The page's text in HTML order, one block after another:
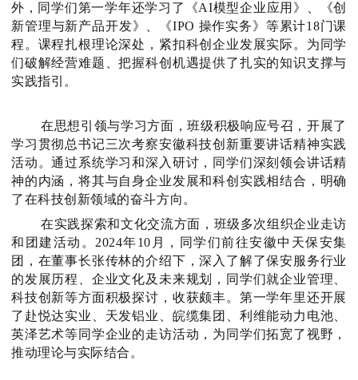
外，同学们第一学年还学习了《AI模型企业应用》、《创
新管理与新产品开发》、《IPO 操作实务》等累计18门课
程。课程扎根理论深处，紧扣科创企业发展实际。为同学
们破解经营难题、把握科创机遇提供了扎实的知识支撑与
实践指引。
在思想引领与学习方面，班级积极响应号召，开展了
学习贯彻总书记三次考察安徽科技创新重要讲话精神实践
活动。通过系统学习和深入研讨，同学们深刻领会讲话精
神的内涵，将其与自身企业发展和科创实践相结合，明确
了在科技创新领域的奋斗方向。
在实践探索和文化交流方面，班级多次组织企业走访
和团建活动。2024年10月，同学们前往安徽中天保安集
团，在董事长张传林的介绍下，深入了解了保安服务行业
的发展历程、企业文化及未来规划，同学们就企业管理、
科技创新等方面积极探讨，收获颇丰。 第一学年里还开展
了 赴悦达实业、天发铝业、 皖缆集团
、利维能动力电池、
英泽艺术等同学企业的走访活动，为同学们拓宽了视野，
推动理论与实际结合。